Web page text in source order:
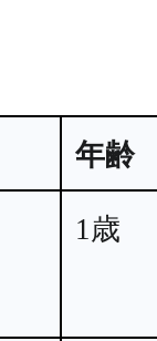
年齢
1歳